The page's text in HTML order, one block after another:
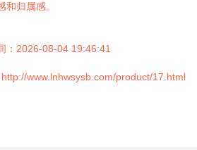
归属感。
：2026-08-04 19:46:41
www.lnhwsysb.com/product/17.html